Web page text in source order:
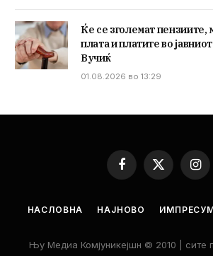
Ќе се зголемат пензиите,
плата и платите во
Вучиќ
01.08.2026 во 13:29
Facebook
X
(Twitter)
НАСЛОВНА НАЈНОВО
Њу Медиа Комјуникејшн © 2010 | сите